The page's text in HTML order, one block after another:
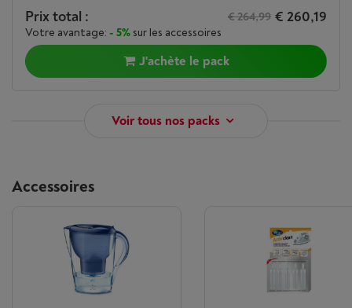
Prix total : € 264,99 € 260,19
Votre avantage: - 5% sur les accessoires
J'achète le pack
Voir tous nos packs
Accessoires